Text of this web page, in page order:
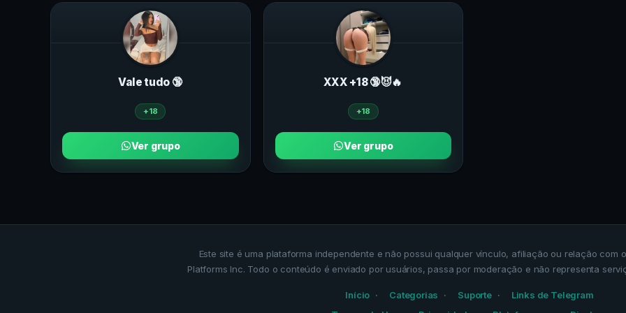
Vale tudo 🔞
+18
Ver grupo
ХXХ +18 🔞😈🔥
+18
Ver grupo
Este site é uma plataforma independente e não possui qualquer vínculo, afiliação ou relação com
Platforms Inc. Todo o conteúdo é enviado por usuários, passa por moderação e não representa
Início Categorias Suporte
Links de Telegram